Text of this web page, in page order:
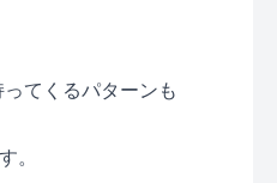
てくるパターンも
。